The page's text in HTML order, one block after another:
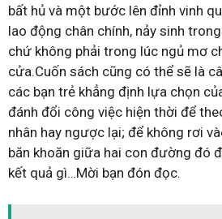
bất hủ và một bước lên đỉnh vinh
lao động chân chính, nảy sinh
chứ không phải trong lúc ngủ mơ
cửa.Cuốn sách cũng có thể sẽ là
các bạn trẻ khẳng định lựa chọn
đánh đổi công việc hiện thời để
nhân hay ngược lại; để không rơi
băn khoăn giữa hai con đường đó
kết quả gì…Mời bạn đón đọc.